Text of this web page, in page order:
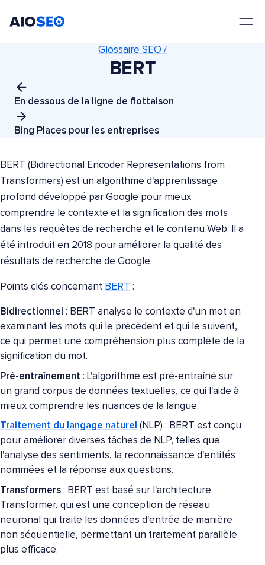
En dessous de la ligne de flottaison
Glossaire SEO /
BERT
Bing Places pour les entreprises
BERT (Bidirectional Encoder Representations from
Transformers) est un algorithme d'apprentissage
profond développé par Google pour mieux
comprendre le contexte et la signification des mots
dans les requêtes de recherche et le contenu Web. Il a
été introduit en 2018 pour améliorer la qualité des
résultats de recherche de Google.
Points clés concernant BERT :
Bidirectionnel : BERT analyse le contexte d'un mot en
examinant les mots qui le précèdent et qui le suivent,
ce qui permet une compréhension plus complète de la
signification du mot.
Pré-entraînement : L'algorithme est pré-entraîné sur
un grand corpus de données textuelles, ce qui l'aide à
mieux comprendre les nuances de la langue.
Traitement du langage naturel (NLP) : BERT est conçu
pour améliorer diverses tâches de NLP, telles que
l'analyse des sentiments, la reconnaissance d'entités
nommées et la réponse aux questions.
Transformers : BERT est basé sur l'architecture
Transformer, qui est une conception de réseau
neuronal qui traite les données d'entrée de manière
non séquentielle, permettant un traitement parallèle
plus efficace.